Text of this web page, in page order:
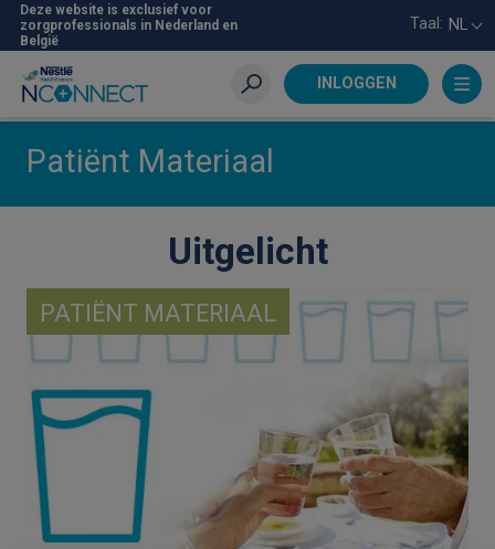
Skip
main
content
Deze website is exclusief voor
zorgprofessionals in Nederland en
België
Taal: NL
INLOGGEN
Zoeken
Patiënt Materiaal
Uitgelicht
PATIËNT MATERIAAL